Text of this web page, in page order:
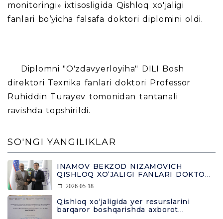
monitoringi» ixtisosligida Qishloq xo'jaligi
fanlari bo‘yicha falsafa doktori diplomini oldi.
Diplomni "O'zdavyerloyiha" DILI Bosh
direktori Texnika fanlari doktori Professor
Ruhiddin Turayev tomonidan tantanali
ravishda topshirildi.
SO'NGI YANGILIKLAR
INAMOV BEKZOD NIZAMOVICH
QISHLOQ XO‘JALIGI FANLARI DOKTORI
(DSC) ILMIY DARAJASINI OLDI
2026-05-18
Qishloq xo‘jaligida yer resurslarini
barqaror boshqarishda axborot